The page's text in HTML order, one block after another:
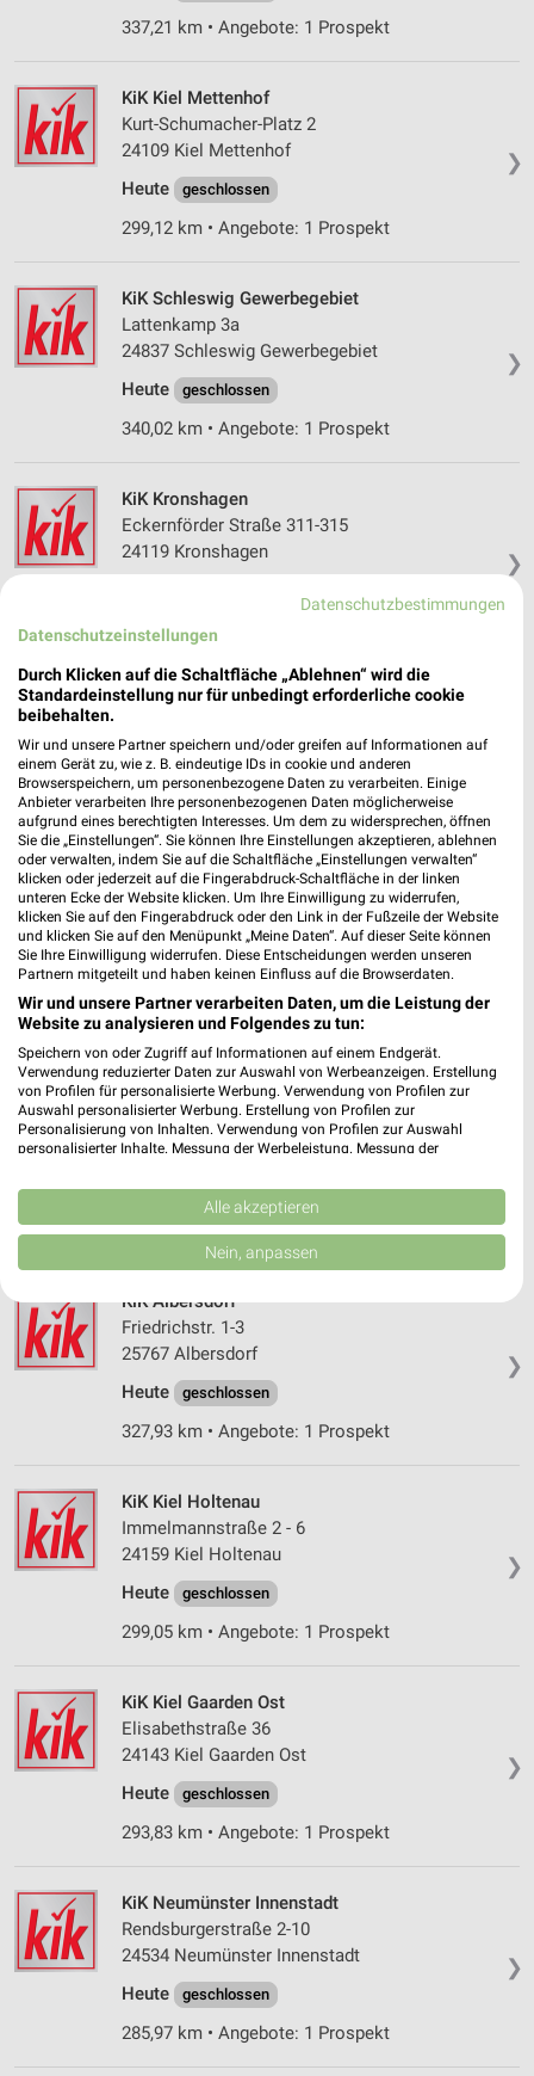
337,21 km • Angebote: 1 Prospekt
❯
KiK Kiel Mettenhof
Kurt-Schumacher-Platz 2
24109 Kiel Mettenhof
Heute
geschlossen
299,12 km • Angebote: 1 Prospekt
❯
KiK Schleswig Gewerbegebiet
Lattenkamp 3a
24837 Schleswig Gewerbegebiet
Heute
geschlossen
340,02 km • Angebote: 1 Prospekt
❯
KiK Kronshagen
Eckernförder Straße 311-315
24119 Kronshagen
298,58 km • Angebote: 1 Prospekt
KiK Bordesholm
24582 Bordesholm
Heute geschlossen
288,99 km • Angebote: 1 Prospekt
KiK Kiel Südfriedhof
Kirchhofallee 76 - 78
24114 Kiel Südfriedhof
295,38 km • Angebote: 1 Prospekt
KiK Kiel Gaarden
Sörensenstraße 4 - 10
24143 Kiel Gaarden
Heute geschlossen
293,45 km • Angebote: 1 Prospekt
❯
KiK Albersdorf
Friedrichstr. 1-3
25767 Albersdorf
Heute
geschlossen
327,93 km • Angebote: 1 Prospekt
❯
KiK Kiel Holtenau
Immelmannstraße 2 - 6
24159 Kiel Holtenau
Heute
geschlossen
299,05 km • Angebote: 1 Prospekt
❯
KiK Kiel Gaarden Ost
Elisabethstraße 36
24143 Kiel Gaarden Ost
Heute
geschlossen
293,83 km • Angebote: 1 Prospekt
❯
KiK Neumünster Innenstadt
Rendsburgerstraße 2-10
24534 Neumünster Innenstadt
Heute
geschlossen
285,97 km • Angebote: 1 Prospekt
Datenschutzbestimmungen
Datenschutzeinstellungen
Durch Klicken auf die Schaltfläche „Ablehnen“ wird die
Standardeinstellung nur für unbedingt erforderliche cookie
beibehalten.
Wir und unsere Partner speichern und/oder greifen auf Informationen auf
einem Gerät zu, wie z. B. eindeutige IDs in cookie und anderen
Browserspeichern, um personenbezogene Daten zu verarbeiten. Einige
Anbieter verarbeiten Ihre personenbezogenen Daten möglicherweise
aufgrund eines berechtigten Interesses. Um dem zu widersprechen, öffnen
Sie die „Einstellungen“. Sie können Ihre Einstellungen akzeptieren, ablehnen
oder verwalten, indem Sie auf die Schaltfläche „Einstellungen verwalten“
klicken oder jederzeit auf die Fingerabdruck-Schaltfläche in der linken
unteren Ecke der Website klicken. Um Ihre Einwilligung zu widerrufen,
klicken Sie auf den Fingerabdruck oder den Link in der Fußzeile der Website
und klicken Sie auf den Menüpunkt „Meine Daten“. Auf dieser Seite können
Sie Ihre Einwilligung widerrufen. Diese Entscheidungen werden unseren
Partnern mitgeteilt und haben keinen Einfluss auf die Browserdaten.
Wir und unsere Partner verarbeiten Daten, um die Leistung der
Website zu analysieren und Folgendes zu tun:
Speichern von oder Zugriff auf Informationen auf einem Endgerät.
Verwendung reduzierter Daten zur Auswahl von Werbeanzeigen. Erstellung
von Profilen für personalisierte Werbung. Verwendung von Profilen zur
Auswahl personalisierter Werbung. Erstellung von Profilen zur
Personalisierung von Inhalten. Verwendung von Profilen zur Auswahl
personalisierter Inhalte. Messung der Werbeleistung. Messung der
Kombinationen von Daten aus verschiedenen Quellen. Entwicklung und
Verbesserung der Angebote. Verwendung reduzierter Daten zur Auswahl
von Inhalten.
Daten können außerhalb der Europäischen Union weitergegeben und in die
USA gesendet werden.
Website/App.
Partnerliste anzeigen (1 IAB-Anbieter)
Wir nutzen Ihre Daten für folgende Zwecke:
IAB-Verarbeitungszwecke:
Speichern von oder Zugriff auf Informationen
Verwendung reduzierter Daten zur Auswahl von
Werbeanzeigen
Erstellung von Profilen für personalisierte
Verwendung von Profilen zur Auswahl
Erstellung von Profilen zur Personalisierung
von Inhalten
Verwendung von Profilen zur Auswahl
personalisierter Inhalte
Messung der Performance von Inhalten
Analyse von Zielgruppen durch Statistiken oder
Kombinationen von Daten aus verschiedenen
Entwicklung und Verbesserung der Angebote
Alle akzeptieren
Nein, anpassen